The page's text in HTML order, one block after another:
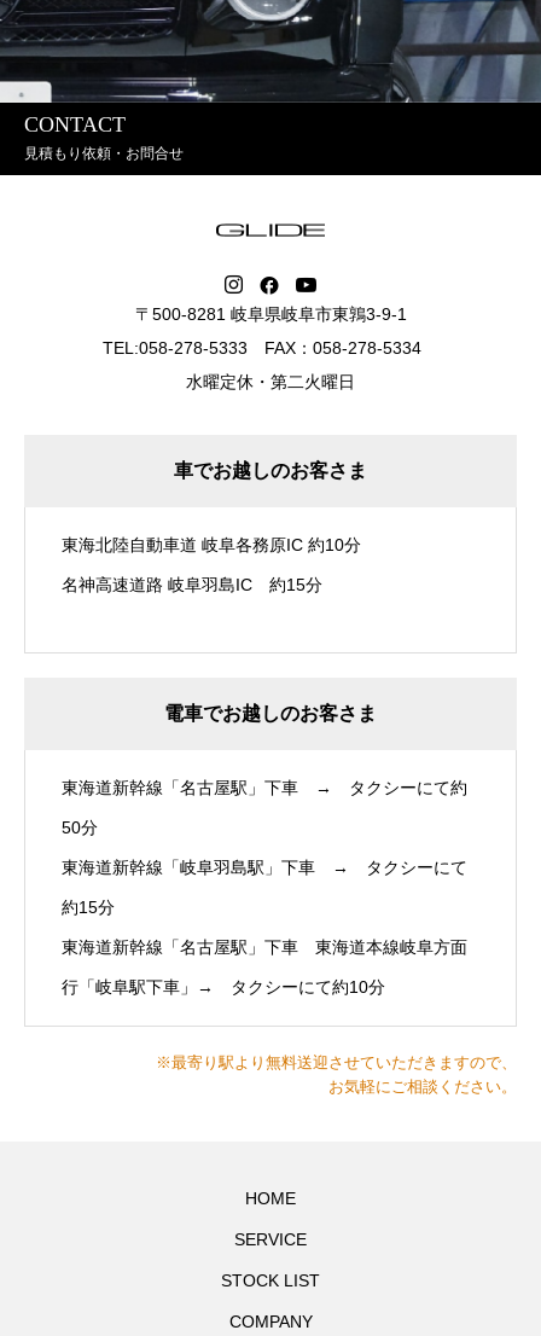
CONTACT
見積もり依頼・お問合せ
〒500-8281 岐阜県岐阜市東鶉3-9-1
TEL:058-278-5333 FAX：058-278-5334
水曜定休・第二火曜日
車でお越しのお客さま
東海北陸自動車道 岐阜各務原IC 約10分
名神高速道路 岐阜羽島IC 約15分
電車でお越しのお客さま
東海道新幹線「名古屋駅」下車 → タクシーにて約
50分
東海道新幹線「岐阜羽島駅」下車 → タクシーにて
約15分
東海道新幹線「名古屋駅」下車 東海道本線岐阜方面
行「岐阜駅下車」→ タクシーにて約10分
※最寄り駅より無料送迎させていただきますので、
お気軽にご相談ください。
HOME
SERVICE
STOCK LIST
COMPANY